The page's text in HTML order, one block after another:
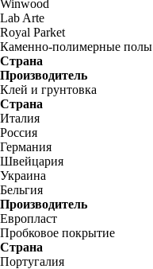
Winwood
Lab Arte
Royal Parket
Каменно-полимерные полы
Страна
Производитель
Клей и грунтовка
Страна
Италия
Россия
Германия
Швейцария
Украина
Бельгия
Производитель
Европласт
Пробковое покрытие
Страна
Португалия